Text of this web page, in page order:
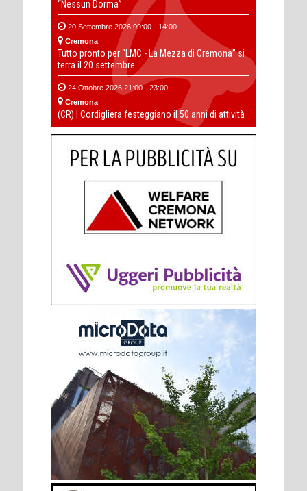
“Nessun Dorma”
20 Settembre 2026 09:00 - 14:00
Cremona
Tutto pronto per “LMC - La Mezza di Cremona” si
terra il 20 settembre
24 Ottobre 2026 21:00 - 23:00
Cremona
(CR) I Cordigliera festeggiano il 50 anni di attività